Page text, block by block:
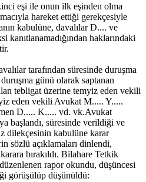
eşi ile onun ilk eşinden olma
hareket ettiği gerekçesiyle
kabulüne, davalılar D.... ve
haklarındaki
tarafından süresinde duruşma
günü olarak saptanan
tebligat üzerine temyiz eden vekili
eden vekili Avukat M..... Y.....
D..... K..... vd. vk.Avukat
başlandı, süresinde verildiği ve
dilekçesinin kabulüne karar
sözlü açıklamaları dinlendi,
bırakıldı. Bilahare Tetkik
rapor okundu, düşüncesi
görüşülüp düşünüldü: